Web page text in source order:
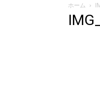
ホーム